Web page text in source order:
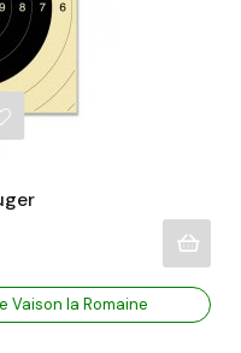
Vaison la Romaine